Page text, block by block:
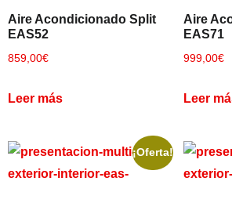
Ver todos los
Aire Acondicionado Split
EAS52
859,00€
Leer más
Aire
EAS71
999,00€
Leer
¡Oferta!